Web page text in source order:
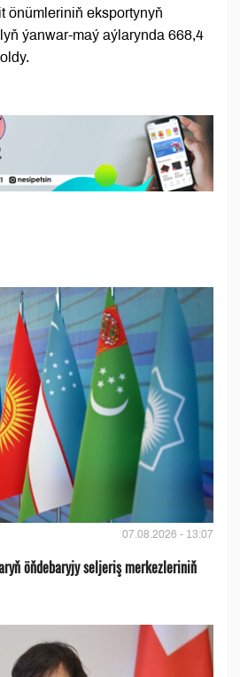
önümleriniň eksportynyň
ýanwar-maý aýlarynda 668,4
07.08.2026 - 13:07
öňdebaryjy seljeriş merkezleriniň